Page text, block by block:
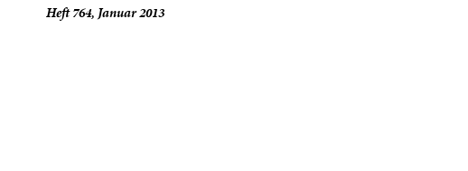
Heft 764, Januar 2013